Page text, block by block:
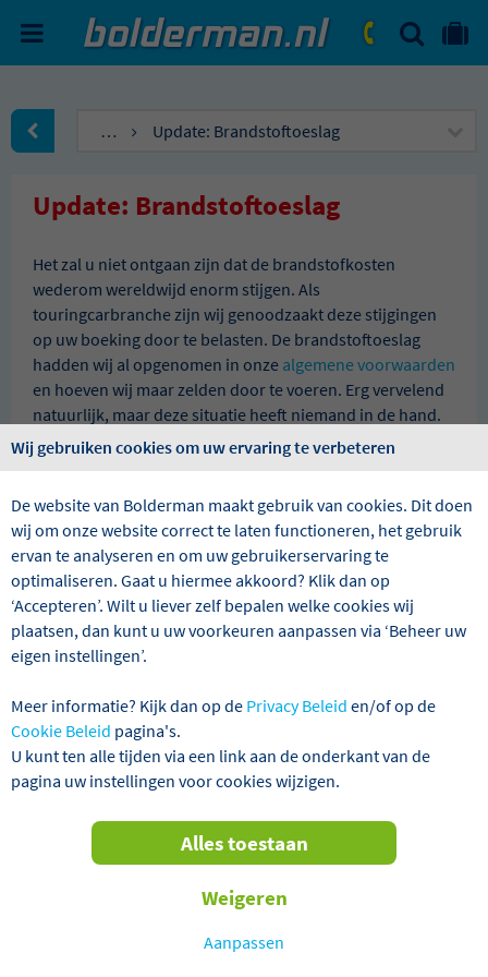
ma. - vr.: 09:00 - 17:30
ZOEKEN
naar Homepagina … Update: Brandstoftoeslag
Update: Brandstoftoeslag
Het zal u niet ontgaan zijn dat de brandstofkosten
wederom wereldwijd enorm stijgen. Als
touringcarbranche zijn wij genoodzaakt deze stijgingen
op uw boeking door te belasten. De brandstoftoeslag
hadden wij al opgenomen in onze algemene voorwaarden
en hoeven wij maar zelden door te voeren. Erg vervelend
natuurlijk, maar deze situatie heeft niemand in de hand.
dan bijvoorbeeld € 8,- per persoon aan brandstoftoeslag.
Drukfouten- en wijzigingen voorbehouden. In gevallen
waarin dit reglement niet voorziet, beslist Bolderman
Excursiereizen.
0318 - 58 09 58
17:30
Wij gebruiken cookies om uw ervaring te verbeteren
De website van Bolderman maakt gebruik van cookies. Dit doen
wij om onze website correct te laten functioneren, het gebruik
ervan te analyseren en om uw gebruikerservaring te
optimaliseren. Gaat u hiermee akkoord? Klik dan op
‘Accepteren’. Wilt u liever zelf bepalen welke cookies wij
plaatsen, dan kunt u uw voorkeuren aanpassen via ‘Beheer uw
eigen instellingen’.
Meer informatie? Kijk dan op de Privacy Beleid en/of op de
Cookie Beleid pagina's.
U kunt ten alle tijden via een link aan de onderkant van de
pagina uw instellingen voor cookies wijzigen.
Aanpassen
Weigeren
Alles toestaan